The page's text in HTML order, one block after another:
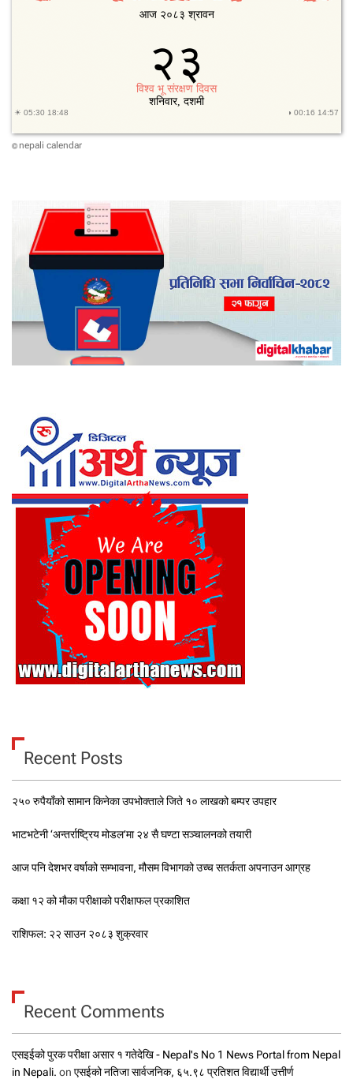
© nepali calendar
Recent Posts
२५० रुपैयाँको सामान किनेका उपभोक्ताले जिते १० लाखको बम्पर उपहार
भाटभटेनी ‘अन्तर्राष्ट्रिय मोडल’मा २४ सै घण्टा सञ्चालनको तयारी
आज पनि देशभर वर्षाको सम्भावना, मौसम विभागको उच्च सतर्कता अपनाउन आग्रह
कक्षा १२ को मौका परीक्षाको परीक्षाफल प्रकाशित
राशिफल: २२ साउन २०८३ शुक्रवार
Recent Comments
एसइईको पुरक परीक्षा असार १ गतेदेखि - Nepal's No 1 News Portal from Nepal
in Nepali. on एसईको नतिजा सार्वजनिक, ६५.९८ प्रतिशत विद्यार्थी उत्तीर्ण